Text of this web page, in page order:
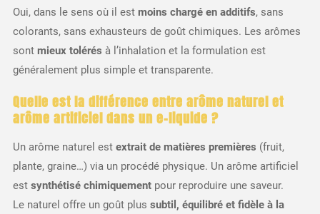
Oui, dans le sens où il est moins chargé en additifs, sans
colorants, sans exhausteurs de goût chimiques. Les arômes
sont mieux tolérés à l’inhalation et la formulation est
généralement plus simple et transparente.
Quelle est la différence entre arôme naturel et
arôme artificieldans un e-liquide ?
Un arôme naturel est extrait de matières premières (fruit,
plante, graine…) via un procédé physique. Un arôme artificiel
est synthétisé chimiquementpour reproduire une saveur.
Le naturel offre un goût plus subtil, équilibré et fidèle à la